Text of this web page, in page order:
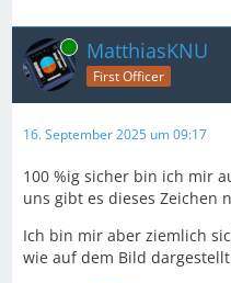
Online MatthiasKNU
First Officer
16. September 2025 um 09:17
100 %ig sicher bin ich mir
uns gibt es dieses Zeichen
Ich bin mir aber ziemlich
wie auf dem Bild